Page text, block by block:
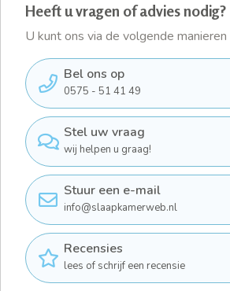
Heeft u vragen of advies nodig?
U kunt ons via de volgende manieren
Bel ons op
0575 - 51 41 49
Stel uw vraag
wij helpen u graag!
Stuur een e-mail
info@slaapkamerweb.nl
Recensies
lees of schrijf een recensie